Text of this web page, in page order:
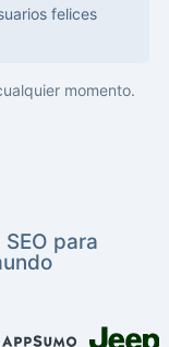
felices
momento.
para